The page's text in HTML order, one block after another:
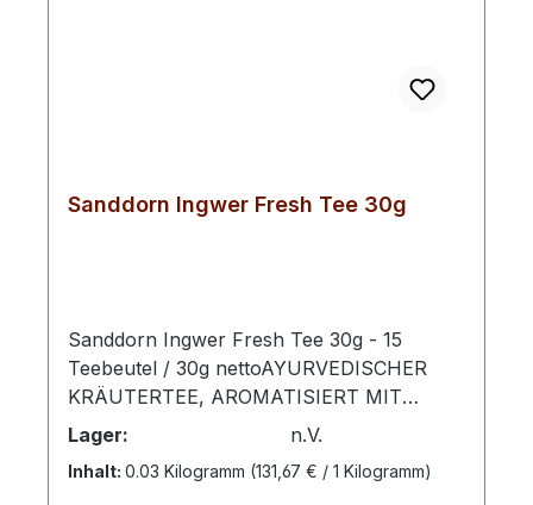
Sanddorn Ingwer Fresh Tee 30g
Sanddorn Ingwer Fresh Tee 30g - 15
Teebeutel / 30g nettoAYURVEDISCHER
KRÄUTERTEE, AROMATISIERT MIT
SANDDORN-INGWER-LEMON-
GESCHMACK Zubereitung: Pro Tasse 1
Aufgussbeutel mit kochendem Wasser
Lager: n.V.
Inhalt: 0.03 Kilogramm (131,67 € / 1 Kilogramm)